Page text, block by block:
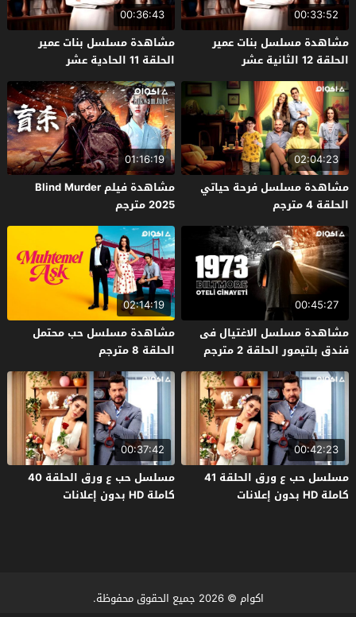
00:33:52
مشاهدة مسلسل بنات عمير
الحلقة 12 الثانية عشر
00:36:43
مشاهدة مسلسل بنات عمير
الحلقة 11 الحادية عشر
02:04:23
مشاهدة مسلسل فرحة حياتي
الحلقة 4 مترجم
01:16:19
مشاهدة فيلم Blind Murder
2025 مترجم
00:45:27
مشاهدة مسلسل الاغتيال فى
فندق بلتيمور الحلقة 2 مترجم
02:14:19
مشاهدة مسلسل حب محتمل
الحلقة 8 مترجم
00:42:23
مسلسل حب ع ورق الحلقة 41
كاملة HD بدون إعلانات
00:37:42
مسلسل حب ع ورق الحلقة 40
كاملة HD بدون إعلانات
اكوام © 2026 جميع الحقوق محفوظة.